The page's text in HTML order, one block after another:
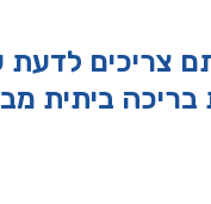
צריכים לדעת
בריכה ביתית